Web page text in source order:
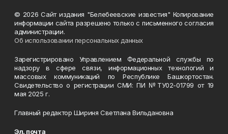
© 2026 Сайт издания "Белебеевские известия" Копирование
информации сайта разрешено только с письменного согласия
администрации.
Об использовании персональных данных
Зарегистрировано Управлением Федеральной службы по
надзору в сфере связи, информационных технологий и
массовых коммуникаций по Республике Башкортостан.
Свидетельство о регистрации СМИ: ПИ №ТУ02-01799 от 19
мая 2025 г.
Главный редактор Шириня Светлана Вильдановна
Эл. почта